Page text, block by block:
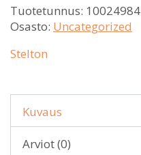
Tuotetunnus: 10024984
Osasto: Uncategorized
Stelton
Kuvaus
Arviot (0)